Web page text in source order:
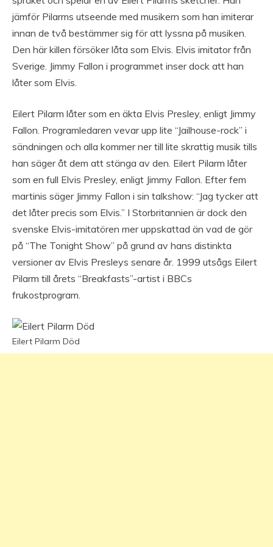
jämför Pilarms utseende med musikern som han imiterar
innan de två bestämmer sig för att lyssna på musiken.
Den här killen försöker låta som Elvis. Elvis imitator från
Sverige. Jimmy Fallon i programmet inser dock att han
låter som Elvis.
Eilert Pilarm låter som en äkta Elvis Presley, enligt Jimmy
Fallon. Programledaren vevar upp lite “Jailhouse-rock” i
sändningen och alla kommer ner till lite skrattig musik tills
han säger åt dem att stänga av den. Eilert Pilarm låter
som en full Elvis Presley, enligt Jimmy Fallon. Efter fem
martinis säger Jimmy Fallon i sin talkshow: “Jag tycker att
det låter precis som Elvis.” I Storbritannien är dock den
svenske Elvis-imitatören mer uppskattad än vad de gör
på “The Tonight Show” på grund av hans distinkta
versioner av Elvis Presleys senare år. 1999 utsågs Eilert
Pilarm till årets “Breakfasts”-artist i BBCs
frukostprogram.
Eilert Pilarm Död